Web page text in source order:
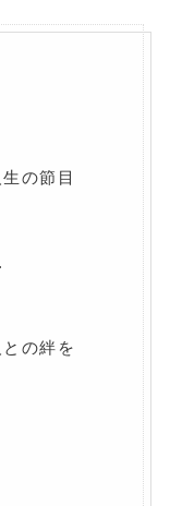
の節目
の絆を